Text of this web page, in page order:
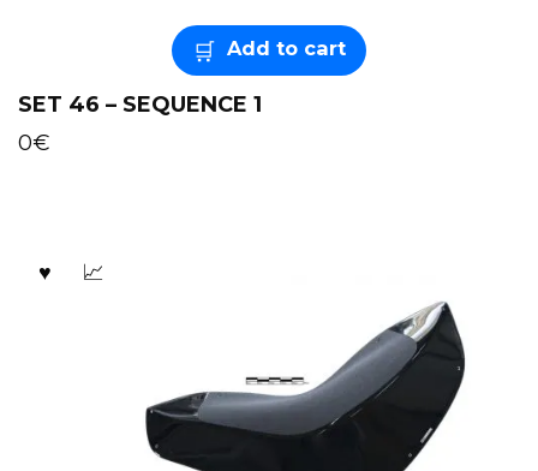
Add to cart
SET 46 – SEQUENCE 1
0€